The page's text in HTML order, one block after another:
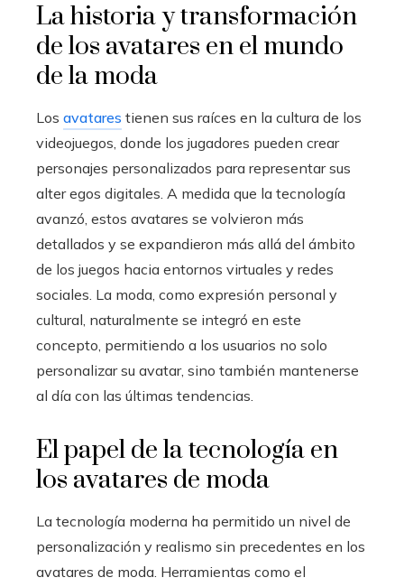
La historia y transformación
de los avatares en el mundo
de la moda
Los avatares tienen sus raíces en la cultura de los
videojuegos, donde los jugadores pueden crear
personajes personalizados para representar sus
alter egos digitales. A medida que la tecnología
avanzó, estos avatares se volvieron más
detallados y se expandieron más allá del ámbito
de los juegos hacia entornos virtuales y redes
sociales. La moda, como expresión personal y
cultural, naturalmente se integró en este
concepto, permitiendo a los usuarios no solo
personalizar su avatar, sino también mantenerse
al día con las últimas tendencias.
El papel de la tecnología en
los avatares de moda
La tecnología moderna ha permitido un nivel de
personalización y realismo sin precedentes en los
avatares de moda. Herramientas como el